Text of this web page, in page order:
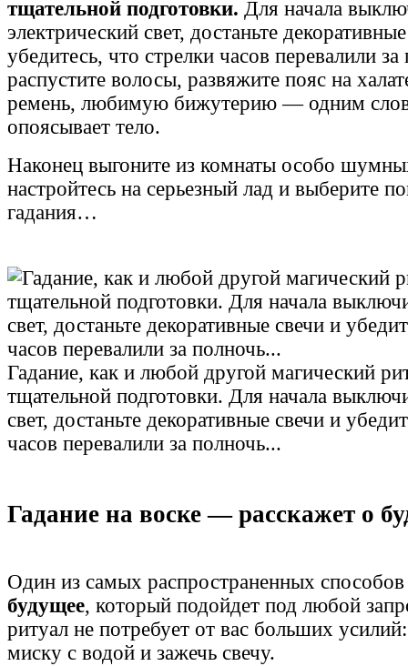
тщательной подготовки. Для начала
электрический свет, достаньте
убедитесь, что стрелки часов перевалили
распустите волосы, развяжите пояс на
ремень, любимую бижутерию — одним
опоясывает тело.
Наконец выгоните из комнаты особо
настройтесь на серьезный лад и выберите
гадания…
Гадание, как и любой другой магический
тщательной подготовки. Для начала
свет, достаньте декоративные свечи и
часов перевалили за полночь...
Гадание на воске — расскажет о
Один из самых распространенных
будущее, который подойдет под любой
ритуал не потребует от вас больших
миску с водой и зажечь свечу.